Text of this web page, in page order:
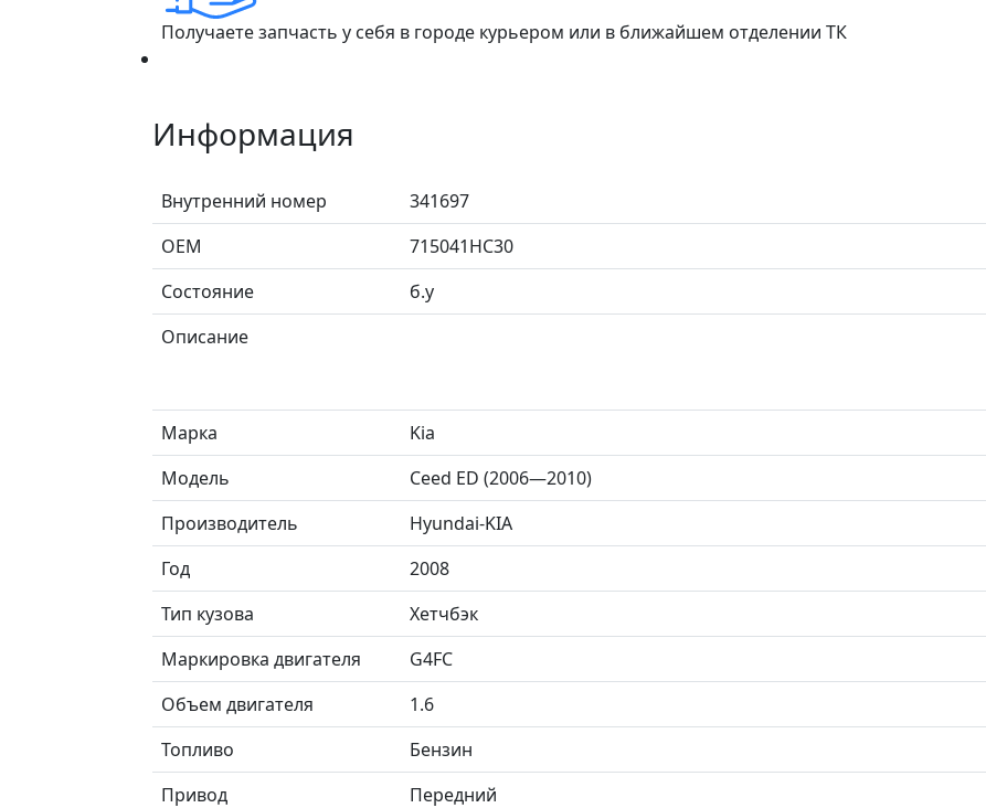
Получаете запчасть у себя в городе курьером или в ближайшем отделении ТК
Информация
Внутренний номер
341697
ОЕМ
715041HC30
Состояние
б.у
Описание
Марка
Kia
Модель
Ceed ED (2006—2010)
Производитель
Hyundai-KIA
Год
2008
Тип кузова
Хетчбэк
Маркировка двигателя
G4FC
Объем двигателя
1.6
Топливо
Бензин
Привод
Передний